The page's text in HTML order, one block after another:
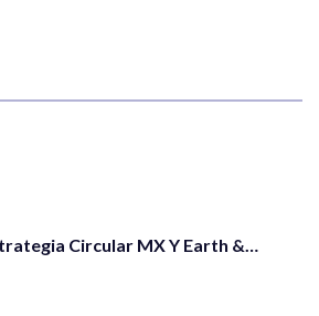
Circular MX Y Earth &…